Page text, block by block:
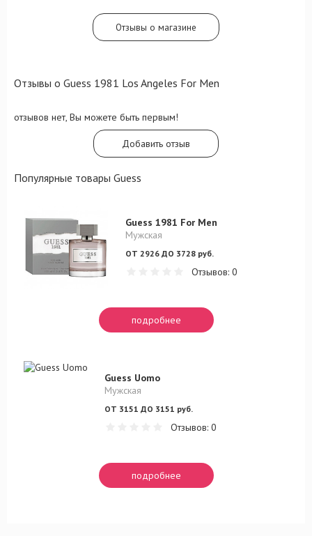
Отзывы о магазине
Отзывы о Guess 1981 Los Angeles For Men
отзывов нет, Вы можете быть первым!
Добавить отзыв
Популярные товары Guess
Guess 1981 For Men
Мужская
ОТ 2926 ДО 3728 руб.
Отзывов: 0
подробнее
Guess Uomo
Мужская
ОТ 3151 ДО 3151 руб.
Отзывов: 0
подробнее